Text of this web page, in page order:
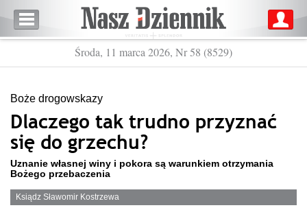
Środa, 11 marca 2026, Nr 58 (8529)
Boże drogowskazy
Dlaczego tak trudno przyznać
się do grzechu?
Uznanie własnej winy i pokora są warunkiem otrzymania
Bożego przebaczenia
Ksiądz Sławomir Kostrzewa